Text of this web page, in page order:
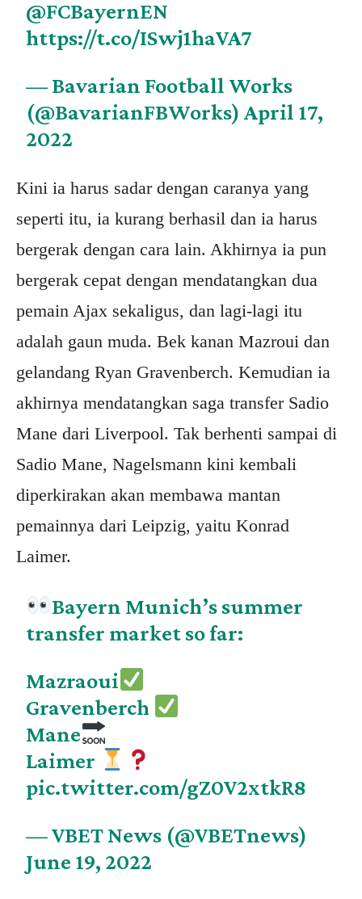
@FCBayernEN
https://t.co/ISwj1haVA7
— Bavarian Football Works
(@BavarianFBWorks)April 17,
2022
Kini ia harus sadar dengan caranya yang
seperti itu, ia kurang berhasil dan ia harus
bergerak dengan cara lain. Akhirnya ia pun
bergerak cepat dengan mendatangkan dua
pemain Ajax sekaligus, dan lagi-lagi itu
adalah gaun muda. Bek kanan Mazroui dan
gelandang Ryan Gravenberch. Kemudian ia
akhirnya mendatangkan saga transfer Sadio
Mane dari Liverpool. Tak berhenti sampai di
Sadio Mane, Nagelsmann kini kembali
diperkirakan akan membawa mantan
pemainnya dari Leipzig, yaitu Konrad
Laimer.
Bayern Munich’s summer
transfer market so far:
Mazraoui
Gravenberch
Mane
Laimer
pic.twitter.com/gZ0V2xtkR8
— VBET News (@VBETnews)
June 19, 2022